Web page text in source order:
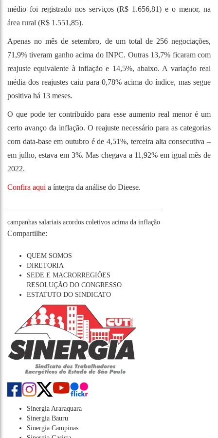
médio foi registrado nos serviços (R$ 1.656,81) e o menor, na
área rural (R$ 1.551,85).
Apenas no mês de setembro, de um total de 256 negociações,
71,9% tiveram ganho acima do INPC. Outras 13,7% ficaram com
reajuste equivalente à inflação e 14,5%, abaixo. A variação real
média dos reajustes caiu para 0,78% acima do índice, mas segue
positiva há 13 meses.
O que pode ter contribuído para esse aumento real menor é um
certo avanço da inflação. O reajuste necessário para as categorias
com data-base em outubro é de 4,51%, terceira alta consecutiva –
em julho, estava em 3%. Mas chegava a 11,92% em igual mês de
2022.
Confira aqui a íntegra da análise do Dieese.
campanhas salariais acordos coletivos acima da inflação
Compartilhe:
QUEM SOMOS
DIRETORIA
SEDE E MACRORREGIÕES
RESOLUÇÃO DO CONGRESSO
ESTATUTO DO SINDICATO
Sinergia Araraquara
Sinergia Bauru
Sinergia Campinas